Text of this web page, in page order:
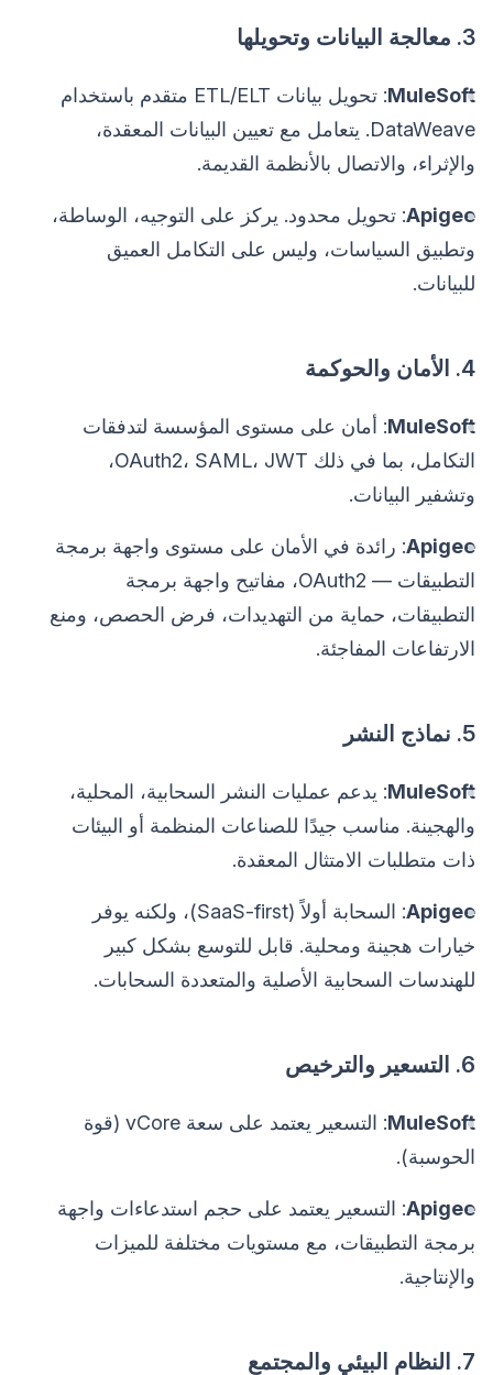
3. معالجة البيانات وتحويلها
MuleSoft
: تحويل بيانات ETL/ELT متقدم باستخدام
DataWeave. يتعامل مع تعيين البيانات المعقدة،
والإثراء، والاتصال بالأنظمة القديمة.
Apigee: تحويل محدود. يركز على التوجيه، الوساطة،
وتطبيق السياسات، وليس على التكامل العميق
للبيانات.
4. الأمان والحوكمة
MuleSoft: أمان على مستوى المؤسسة لتدفقات
التكامل، بما في ذلك OAuth2، SAML، JWT،
وتشفير البيانات.
Apigee: رائدة في الأمان على مستوى واجهة برمجة
التطبيقات — OAuth2، مفاتيح واجهة برمجة
التطبيقات، حماية من التهديدات، فرض الحصص، ومنع
الارتفاعات المفاجئة.
5. نماذج النشر
MuleSoft: يدعم عمليات النشر السحابية، المحلية،
والهجينة. مناسب جيدًا للصناعات المنظمة أو البيئات
ذات متطلبات الامتثال المعقدة.
Apigee
: السحابة أولاً (SaaS-first)، ولكنه يوفر
خيارات هجينة ومحلية. قابل للتوسع بشكل كبير
للهندسات السحابية الأصلية والمتعددة السحابات.
6. التسعير والترخيص
MuleSoft
: التسعير يعتمد على سعة vCore (قوة
الحوسبة).
Apigee: التسعير يعتمد على حجم استدعاءات واجهة
برمجة التطبيقات، مع مستويات مختلفة للميزات
والإنتاجية.
7. النظام البيئي والمجتمع